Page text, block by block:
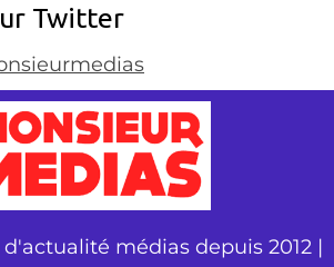
Twitter
médias depuis 2012 |